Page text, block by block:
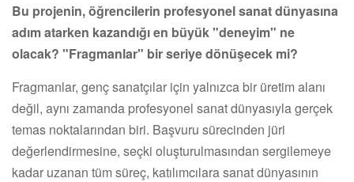
Bu projenin, öğrencilerin profesyonel sanat dünyasına
adım atarken kazandığı en büyük "deneyim" ne
olacak? "Fragmanlar" bir seriye dönüşecek mi?
Fragmanlar, genç sanatçılar için yalnızca bir üretim alanı
değil, aynı zamanda profesyonel sanat dünyasıyla gerçek
temas noktalarından biri. Başvuru sürecinden jüri
değerlendirmesine, seçki oluşturulmasından sergilemeye
kadar uzanan tüm süreç, katılımcılara sanat dünyasının